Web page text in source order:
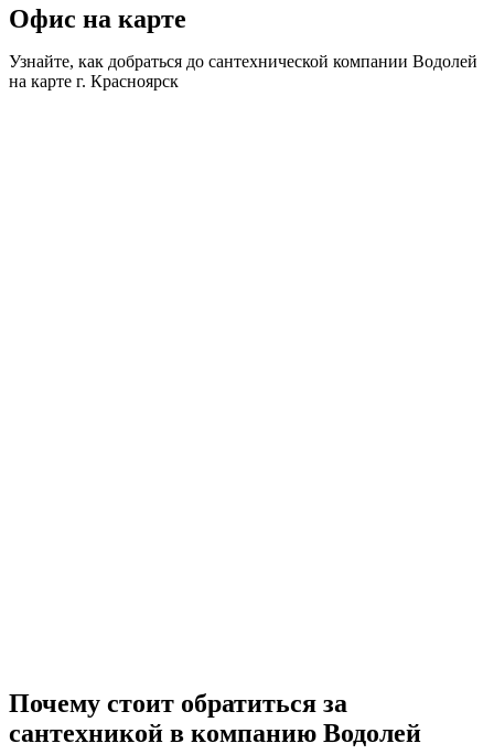
Офис на карте
Узнайте, как добраться до сантехнической компании Водолей
на карте г. Красноярск
Почему стоит обратиться за
сантехникой в компанию Водолей